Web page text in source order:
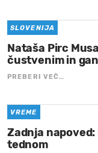
SLOVENIJA
Nataša Pirc
čustvenim in
PREBERI VEČ…
VREME
Zadnja napoved:
tednom